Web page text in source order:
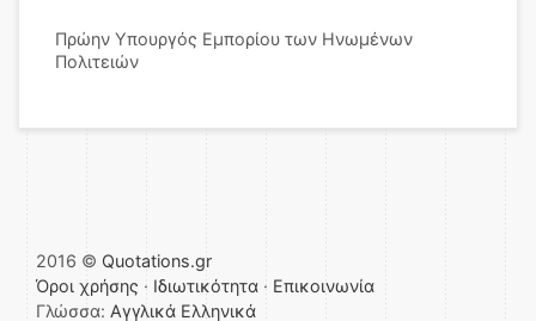
Πρώην Υπουργός Εμπορίου των Ηνωμένων
Πολιτειών
2016 © Quotations.gr
Όροι χρήσης · Ιδιωτικότητα · Επικοινωνία
Γλώσσα: Αγγλικά Ελληνικά